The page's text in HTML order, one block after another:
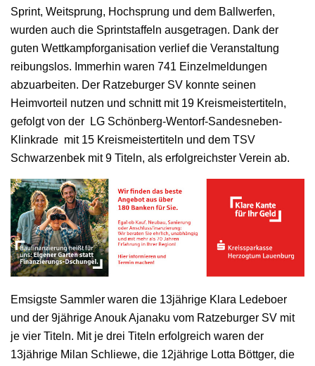
Sprint, Weitsprung, Hochsprung und dem Ballwerfen,
wurden auch die Sprintstaffeln ausgetragen. Dank der
guten Wettkampforganisation verlief die Veranstaltung
reibungslos. Immerhin waren 741 Einzelmeldungen
abzuarbeiten. Der Ratzeburger SV konnte seinen
Heimvorteil nutzen und schnitt mit 19 Kreismeistertiteln,
gefolgt von der LG Schönberg-Wentorf-Sandesneben-
Klinkrade mit 15 Kreismeistertiteln und dem TSV
Schwarzenbek mit 9 Titeln, als erfolgreichster Verein ab.
Emsigste Sammler waren die 13jährige Klara Ledeboer
und der 9jährige Anouk Ajanaku vom Ratzeburger SV mit
je vier Titeln. Mit je drei Titeln erfolgreich waren der
13jährige Milan Schliewe, die 12jährige Lotta Böttger, die